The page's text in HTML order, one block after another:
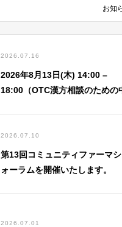
お知
2026.07.16
2026年8月13日(木) 14:00 –
18:00（OTC漢方相談のための
2026.07.10
第13回コミュニティファーマ
ォーラムを開催いたします。
2026.07.01